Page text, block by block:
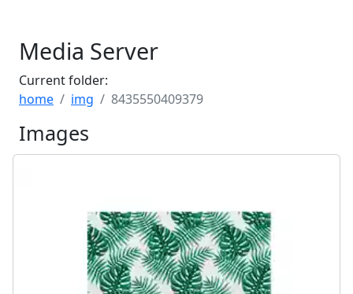
Media Server
Current folder:
home
img 8435550409379
Images